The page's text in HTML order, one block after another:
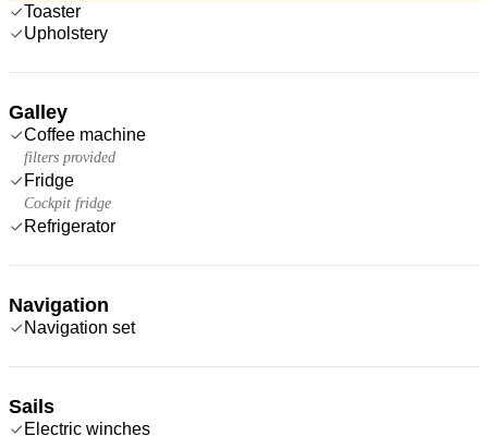
Toaster
Upholstery
Galley
Coffee machine
filters provided
Fridge
Cockpit fridge
Refrigerator
Navigation
Navigation set
Sails
Electric winches